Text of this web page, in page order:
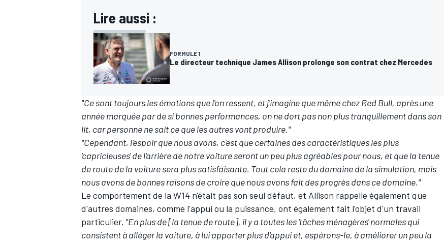
Lire aussi :
FORMULE 1
Le directeur technique James Allison prolonge son contrat chez Mercedes
"Ce sont toujours les émotions que l'on ressent, et j'imagine que même chez Red Bull, après une
année marquée par de si bonnes performances, on ne dort pas non plus tranquillement dans son
lit, car personne ne sait ce que les autres vont produire."
"Cependant, l'espoir que nous avons, c'est que certaines des caractéristiques les plus
'capricieuses' de l'arrière de notre voiture seront un peu plus agréables pour nous, et que la tenue
de route de la voiture sera plus satisfaisante. Tout cela reste du domaine de la simulation, mais
nous avons de bonnes raisons de croire que nous avons fait des progrès dans ce domaine."
Le comportement de la W14 n'était pas son seul défaut, et Allison rappelle également que
d'autres domaines, comme l'appui ou la puissance, ont également fait l'objet d'un travail
particulier. "En plus de [la tenue de route], il y a toutes les 'tâches ménagères' normales qui
consistent à alléger la voiture, à lui apporter plus d'appui et, espérons-le, à améliorer un peu la